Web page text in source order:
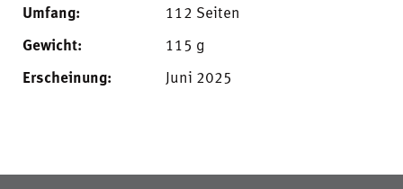
Umfang:
112 Seiten
Gewicht:
115 g
Erscheinung:
Juni 2025